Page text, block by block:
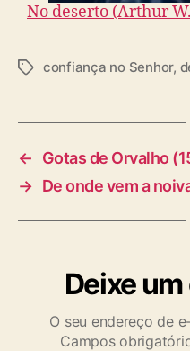
No deserto (Arthur
T
s
confiança no Senhor,
←
Gotas de Orvalho
→ De onde vem a
Deixe
O seu endereço de
Campos